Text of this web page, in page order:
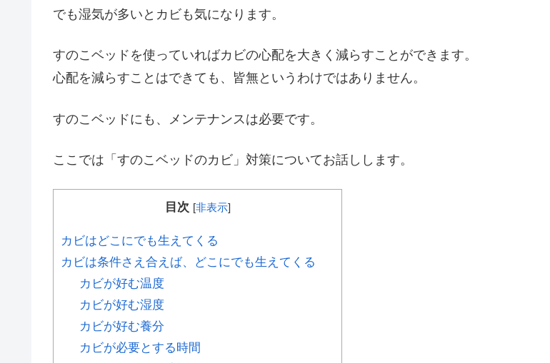
でも湿気が多いとカビも気になります。
すのこベッドを使っていればカビの心配を大きく減らすことができます。
心配を減らすことはできても、皆無というわけではありません。
すのこベッドにも、メンテナンスは必要です。
ここでは「すのこベッドのカビ」対策についてお話しします。
目次 [非表示]
カビはどこにでも生えてくる
カビは条件さえ合えば、どこにでも生えてくる
カビが好む温度
カビが好む湿度
カビが好む養分
カビが必要とする時間